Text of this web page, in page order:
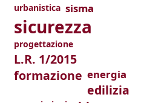
urbanistica sisma
sicurezza
progettazione
L.R. 1/2015
formazione energia
edilizia